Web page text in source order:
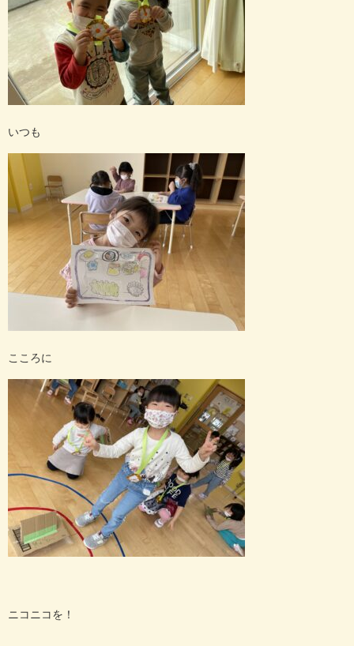
いつも
こころに
ニコニコを！